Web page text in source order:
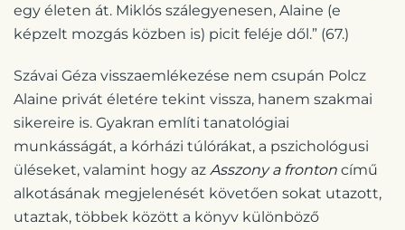
egy életen át. Miklós szálegyenesen, Alaine (e
képzelt mozgás közben is) picit feléje dől.” (67.)
Szávai Géza visszaemlékezése nem csupán Polcz
Alaine privát életére tekint vissza, hanem szakmai
sikereire is. Gyakran említi tanatológiai
munkásságát, a kórházi túlórákat, a pszichológusi
üléseket, valamint hogy az Asszony a fronton című
alkotásának megjelenését követően sokat utazott,
utaztak, többek között a könyv különböző